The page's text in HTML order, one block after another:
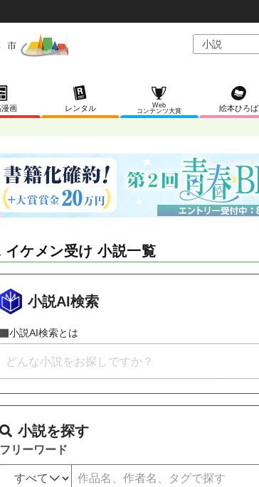
画 レンタル
Web
コンテンツ大賞
絵本ひろば
イケメン受け 小説一覧
小説AI検索
小説AI検索とは
小説を探す
フリーワード